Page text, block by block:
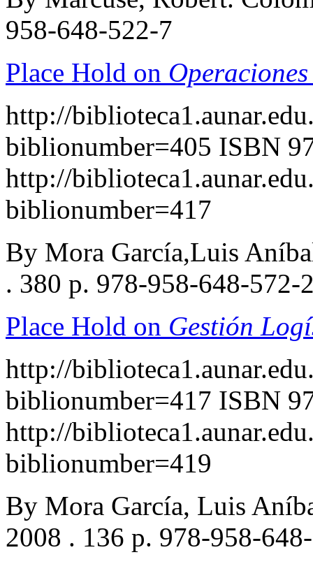
958-648-522-7
Place Hold on
http://
biblionumber=405 ISBN
http://
biblionumber=417
By Mora García,Luis
. 380 p. 978-958-648-572-
Place Hold on Gestión
http://
biblionumber=417 ISBN
http://
biblionumber=419
By Mora García, Luis
2008 . 136 p. 978-958-